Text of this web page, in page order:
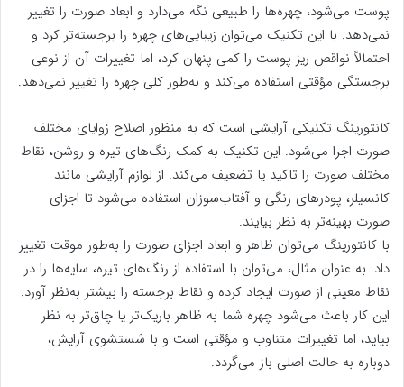
پوست می‌شود، چهره‌ها را طبیعی نگه می‌دارد و ابعاد صورت را تغییر
نمی‌دهد. با این تکنیک می‌توان زیبایی‌های چهره را برجسته‌تر کرد و
احتمالاً نواقص ریز پوست را کمی پنهان کرد، اما تغییرات آن از نوعی
برجستگی مؤقتی استفاده می‌کند و به‌طور کلی چهره را تغییر نمی‌دهد.
کانتورینگ تکنیکی آرایشی است که به منظور اصلاح زوایای مختلف
صورت اجرا می‌شود. این تکنیک به کمک رنگ‌های تیره و روشن، نقاط
مختلف صورت را تاکید یا تضعیف می‌کند. از لوازم آرایشی مانند
کانسیلر، پودر‌های رنگی و آفتاب‌سوزان استفاده می‌شود تا اجزای
صورت بهینه‌تر به نظر بیایند.
با کانتورینگ می‌توان ظاهر و ابعاد اجزای صورت را به‌طور موقت تغییر
داد. به عنوان مثال، می‌توان با استفاده از رنگ‌های تیره، سایه‌ها را در
نقاط معینی از صورت ایجاد کرده و نقاط برجسته را بیشتر به‌نظر آورد.
این کار باعث می‌شود چهره شما به ظاهر باریک‌تر یا چاق‌تر به نظر
بیاید، اما تغییرات متناوب و مؤقتی است و با شستشوی آرایش،
دوباره به حالت اصلی باز می‌گردد.